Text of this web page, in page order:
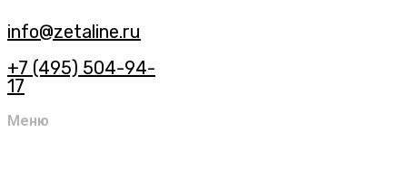
info@zetaline.ru
+7 (495) 504-94-
17
Меню